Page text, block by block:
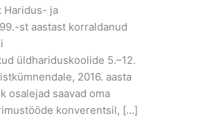
Haridus- ja
st aastast korraldanud
üldhariduskoolide 5.–12.
2016. aasta
osalejad saavad oma
konverentsil, […]